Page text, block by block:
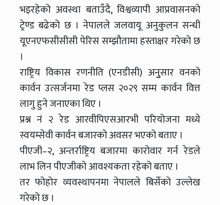
भइरहेको अवस्था बताउँदै, विश्वव्यापी आप्रवासनको
ट्रेण्ड बढेको छ । नेपालले जलवायू अनुकुलन सन्धी
यूएनएफसीसीसी पेरिस सम्झौतामा हस्ताक्षर गरेको छ
।
राष्ट्रिय विकास रणनीति (एनडीसी) अनुुसार वनको
कार्वन उत्सर्जनमा रेड प्लस २०२९ सम्म कार्वन वित्त
लागु हुने जनाएका थिए ।
प्रश्न नं २ रेड आरवीपिएसआरभी परियोजना मध्ये
स्वयम्सेवी कार्वन बजारको अवसर भएको बताए ।
पीएजी–२, अन्तर्राष्ट्रिय बजारमा कारोवार गर्न रेडले
लाभ लिन पीएजीको आवश्यकता रहेको बताए ।
तर फोहोर व्यवस्थापनमा नेपालले बिर्सेको उल्लेख
गरेको छ ।